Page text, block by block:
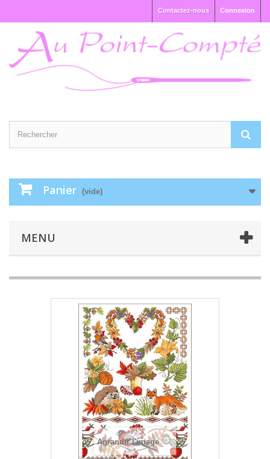
Connexion
Contactez-nous
Panier (vide)
MENU
Agrandir l'image